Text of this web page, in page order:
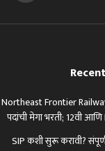
Northeast Frontier
पदांची मेगा भरती; 12वी आणि
SIP कशी सुरू करावी?